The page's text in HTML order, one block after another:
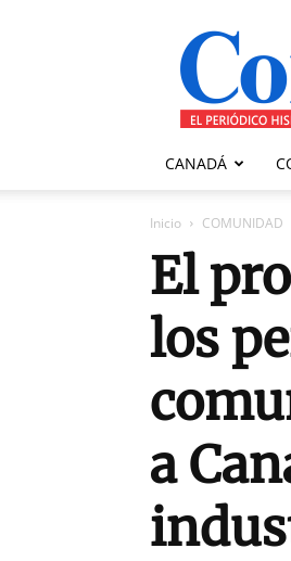
Correo
Canadiense
CANADÁ
Inicio COMUNIDAD
El
los
a